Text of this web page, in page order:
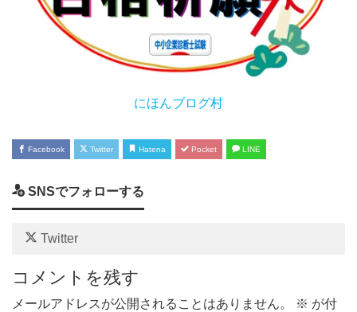
にほんブログ村
Facebook Twitter Hatena Pocket LINE
SNSでフォローする
Twitter
コメントを残す
メールアドレスが公開されることはありません。 ※ が付